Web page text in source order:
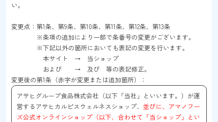
い。
変更点：第1条、第9条、第10条、第11条、第12条、第13条
※条項の追加により一部で条番号の変更がございます。
※下記以外の箇所においても表記の変更を行います。
本サイト → 当ショップ
および → 及び 等の表記修正。
変更後の第1条（赤字が変更または追加箇所）：
アサヒグループ食品株式会社（以下「当社」といいます。）が運
営するアサヒカルピスウェルネスショップ、並びに、アマノフー
ズ公式オンラインショップ（以下、合わせて「当ショップ」とい